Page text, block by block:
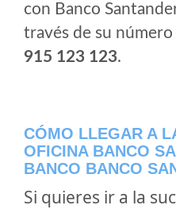
con Banco
través de su
915 123 123.
CÓMO LLEGAR A
OFICINA BANCO
BANCO BANCO
Si quieres ir a la